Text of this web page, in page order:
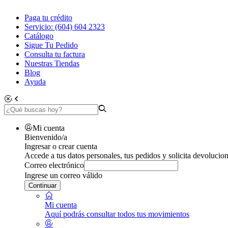
Paga tu crédito
Servicio: (604) 604 2323
Catálogo
Sigue Tu Pedido
Consulta tu factura
Nuestras Tiendas
Blog
Ayuda
Mi cuenta
Bienvenido/a
Ingresar o crear cuenta
Accede a tus datos personales, tus pedidos y solicita
Correo electrónico
Ingrese un correo válido
Continuar
Mi cuenta
Aquí podrás consultar todos tus movimientos